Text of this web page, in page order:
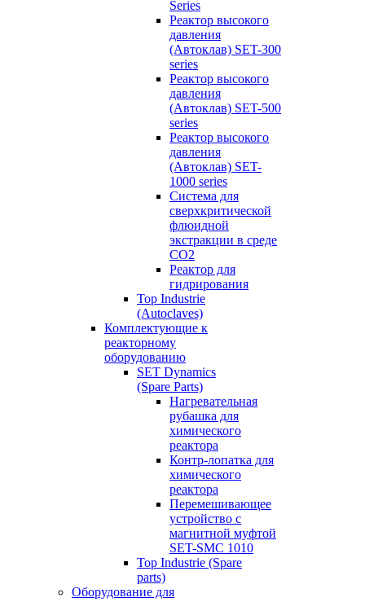
Series
Реактор высокого
давления
(Автоклав) SET-300
series
Реактор высокого
давления
(Автоклав) SET-500
series
Реактор высокого
давления
(Автоклав) SET-
1000 series
Система для
сверхкритической
флюидной
экстракции в среде
СО2
Реактор для
гидрирования
Top Industrie
(Autoclaves)
Комплектующие к
реакторному
оборудованию
SET Dynamics
(Spare Parts)
Нагревательная
рубашка для
химического
реактора
Контр-лопатка для
химического
реактора
Перемешивающее
устройство с
магнитной муфтой
SET-SMC 1010
Top Industrie (Spare
parts)
Оборудование для